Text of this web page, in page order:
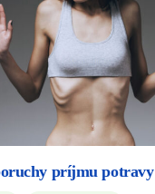
príjmu potravy